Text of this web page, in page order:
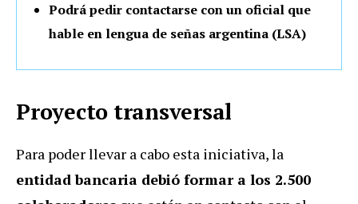
Podrá pedir contactarse con un oficial que
hable en lengua de señas argentina (LSA)
Proyecto transversal
Para poder llevar a cabo esta iniciativa, la
entidad bancaria debió formar a los 2.500